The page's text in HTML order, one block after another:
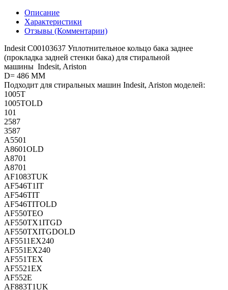
Описание
Характеристики
Отзывы (Комментарии)
Indesit C00103637 Уплотнительное кольцо бака заднее
(прокладка задней стенки бака) для стиральной
машины Indesit, Ariston
D= 486 MM
Подходит для стиральных машин Indesit, Ariston моделей:
1005T
1005TOLD
101
2587
3587
A5501
A8601OLD
A8701
A8701
AF1083TUK
AF546T1IT
AF546TIT
AF546TITOLD
AF550TEO
AF550TX1ITGD
AF550TXITGDOLD
AF5511EX240
AF551EX240
AF551TEX
AF5521EX
AF552E
AF883T1UK